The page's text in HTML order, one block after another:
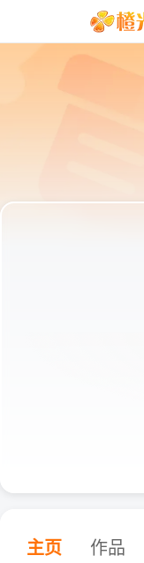
主页 作品